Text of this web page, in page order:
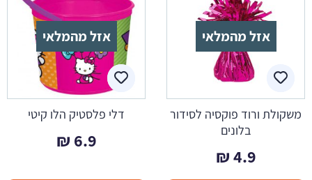
אזל מהמלאי
משקולת ורוד פוקסיה לסידור
בלונים
4.9
₪
אזל מהמלאי
דלי פלסטיק הלו קיטי
6.9
₪